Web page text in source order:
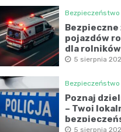
Bezpieczeństwo
pojazdów
dla rolników
5 sierpnia
Bezpieczeństwo
Poznaj
– Twoi
5 sierpnia